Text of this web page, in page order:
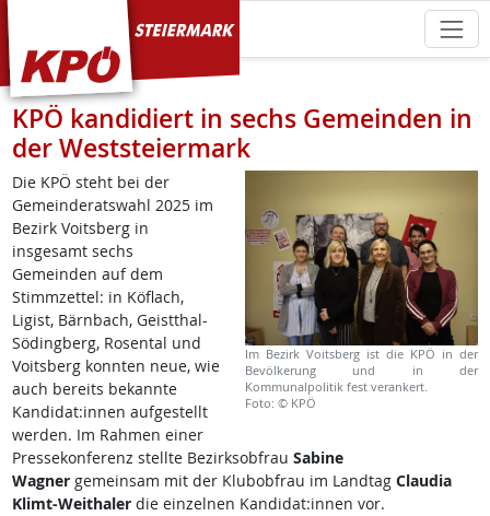
KPÖ Steiermark
KPÖ kandidiert in sechs Gemeinden in
der Weststeiermark
Im Bezirk Voitsberg ist die KPÖ in der
Bevölkerung und in der
Kommunalpolitik fest verankert.
Foto: © KPÖ
Die KPÖ steht bei der
Gemeinderatswahl 2025 im
Bezirk Voitsberg in
insgesamt sechs
Gemeinden auf dem
Stimmzettel: in Köflach,
Ligist, Bärnbach, Geistthal-
Södingberg, Rosental und
Voitsberg konnten neue, wie
auch bereits bekannte
Kandidat:innen aufgestellt
werden. Im Rahmen einer
Pressekonferenz stellte Bezirksobfrau Sabine
Wagnergemeinsam mit der Klubobfrau im Landtag Claudia
Klimt-Weithalerdie einzelnen Kandidat:innen vor.